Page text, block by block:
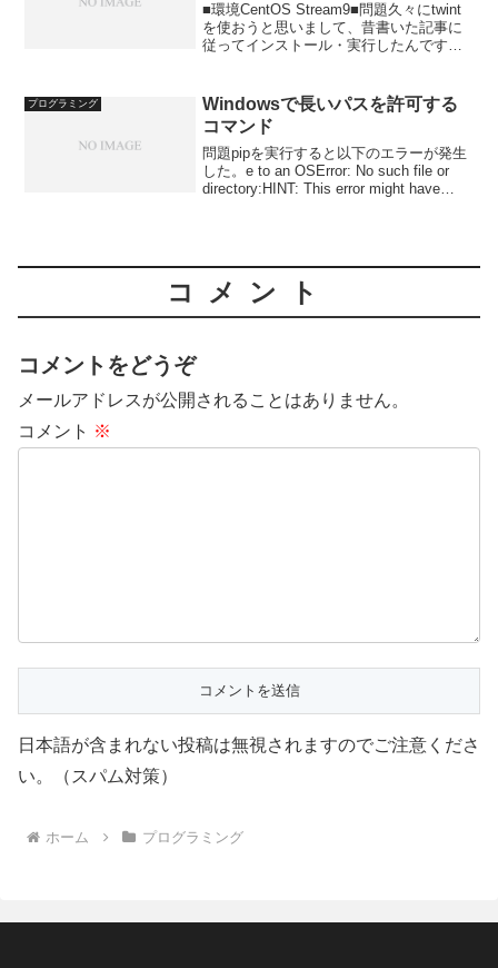
■環境CentOS Stream9■問題久々にtwint
を使おうと思いまして、昔書いた記事に
従ってインストール・実行したんです
Scraping will st...
プログラミング
Windowsで長いパスを許可する
コマンド
問題pipを実行すると以下のエラーが発生
した。e to an OSError: No such file or
directory:HINT: This error might have
コメント
コメントをどうぞ
メールアドレスが公開されることはありません。
コメント ※
日本語が含まれない投稿は無視されますのでご注意くださ
い。（スパム対策）
ホーム プログラミング